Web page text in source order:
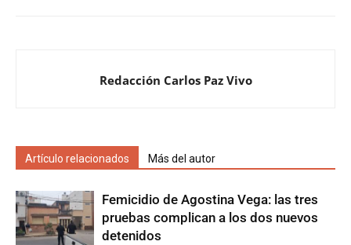
Redacción Carlos Paz Vivo
Artículo relacionados Más del autor
Femicidio de Agostina Vega: las tres
pruebas complican a los dos nuevos
detenidos